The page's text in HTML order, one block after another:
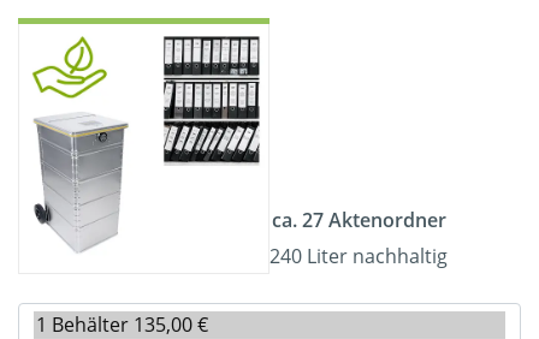
ca. 27 Aktenordner
240 Liter nachhaltig